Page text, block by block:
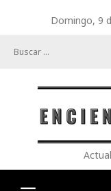
Domingo, 9